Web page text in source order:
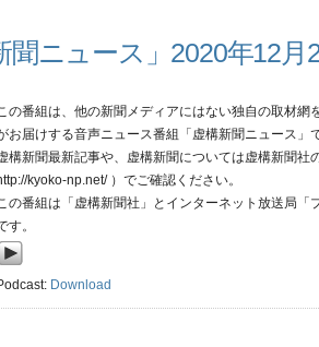
聞ニュース」2020年12月
の番組は、他の新聞メディアにはない独自の取材網
お届けする音声ニュース番組「虚構新聞ニュース」で
構新聞最新記事や、虚構新聞については虚構新聞社
kyoko-np.net/ ）でご確認ください。
の番組は「虚構新聞社」とインターネット放送局「
す。
Download